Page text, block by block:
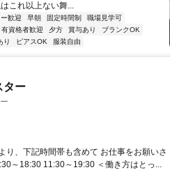
これ以上ない舞...
歓迎 早朝 固定時間制
職場見学可
有資格者歓迎 夕方 賞与あり
ブランクOK
り ピアスOK 服装自由
ター
、下記時間帯も含めて お仕事をお願いさ
～18:30 11:30～19:30 ＜働き方はとっ...